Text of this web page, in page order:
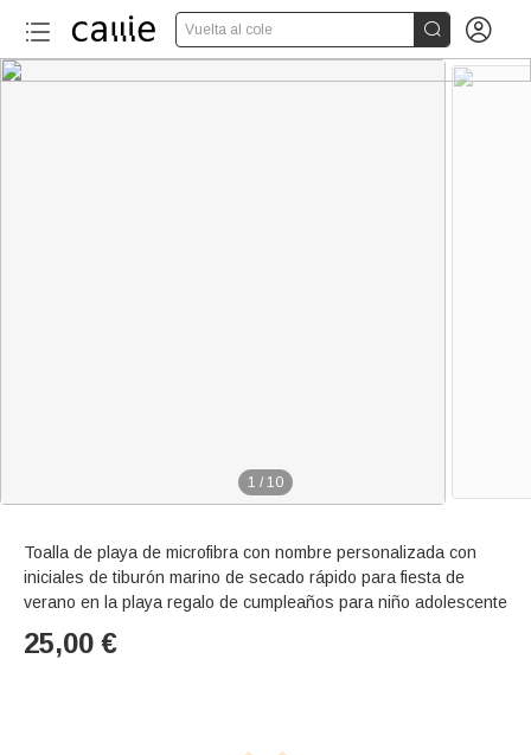
Vuelta al cole  
1 / 10
Toalla de playa de microfibra con nombre personalizada con
iniciales de tiburón marino de secado rápido para fiesta de
verano en la playa regalo de cumpleaños para niño adolescente
25,00 €